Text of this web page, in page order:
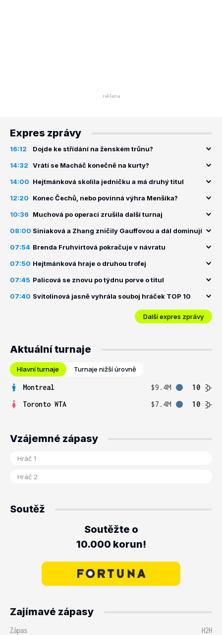
Expres zprávy
16:12 Dojde ke střídání na ženském trůnu?
14:32 Vrátí se Macháč konečně na kurty?
14:00 Hejtmánková skolila jedničku a má druhý titul
12:20 Konec Čechů, nebo povinná výhra Menšíka?
10:36 Muchová po operaci zrušila další turnaj
08:00 Siniaková a Zhang zničily Gauffovou a dál dominují
07:54 Brenda Fruhvirtová pokračuje v návratu
07:50 Hejtmánková hraje o druhou trofej
07:45 Palicová se znovu po týdnu porve o titul
07:40 Svitolinová jasně vyhrála souboj hráček TOP 10
Další expres zprávy
Aktuální turnaje
Hlavní turnaje Turnaje nižší úrovně
Montreal $9.4M
10
Toronto WTA
$7.4M 10
Vzájemné zápasy
Soutěž
Soutěžte o
10.000 korun!
Zajímavé zápasy
Zápas
H2H